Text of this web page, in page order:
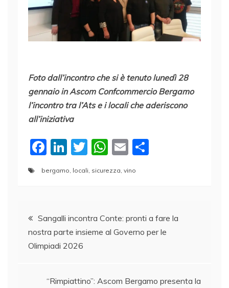
Foto dall’incontro che si è tenuto lunedì 28
gennaio in Ascom Confcommercio Bergamo
l’incontro tra l’Ats e i locali che aderiscono
all’iniziativa
F
c
b
o
o
Li
n
k
dI
n
T
w
itt
W
at
A
p
E
ai
vi
di
bergamo locali sicurezza vino
Navigazione
articoli
Sangalli incontra Conte: pronti a fare la
nostra parte insieme al Governo per le
Olimpiadi 2026
“Rimpiattino”: Ascom Bergamo presenta la